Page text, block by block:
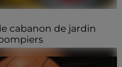
cabanon de jardin